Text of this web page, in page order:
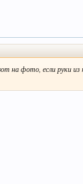
на фото, если руки